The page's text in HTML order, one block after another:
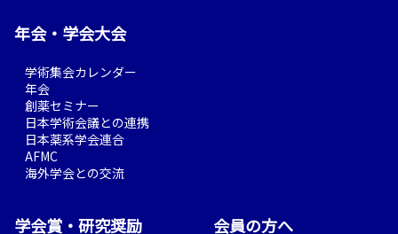
年会・学会大会
学術集会カレンダー
年会
創薬セミナー
日本学術会議との連携
日本薬系学会連合
AFMC
海外学会との交流
学会賞・研究奨励 会員の方へ